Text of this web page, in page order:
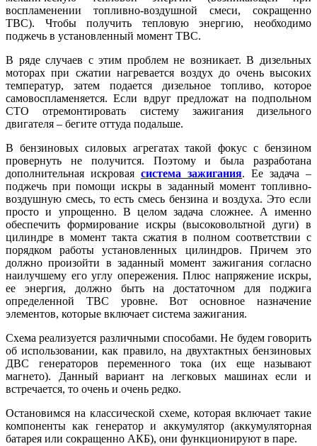
воспламенении топливно-воздушной смеси, сокращенно
ТВС). Чтобы получить тепловую энергию, необходимо
поджечь в установленный момент ТВС.
В ряде случаев с этим проблем не возникает. В дизельных
моторах при сжатии нагревается воздух до очень высоких
температур, затем подается дизельное топливо, которое
самовоспламеняется. Если вдруг предложат на подпольном
СТО отремонтировать систему зажигания дизельного
двигателя – бегите оттуда подальше.
В бензиновых силовых агрегатах такой фокус с бензином
провернуть не получится. Поэтому и была разработана
дополнительная искровая система зажигания. Ее задача –
поджечь при помощи искры в заданный момент топливно-
воздушную смесь, то есть смесь бензина и воздуха. Это если
просто и упрощенно. В целом задача сложнее. А именно
обеспечить формирование искры (высоковольтной дуги) в
цилиндре в момент такта сжатия в полном соответствии с
порядком работы установленных цилиндров. Причем это
должно произойти в заданный момент зажигания согласно
наилучшему его углу опережения. Плюс напряжение искры,
ее энергия, должно быть на достаточном для поджига
определенной ТВС уровне. Вот основное назначение
элементов, которые включает система зажигания.
Схема реализуется различными способами. Не будем говорить
об использовании, как правило, на двухтактных бензиновых
ДВС генераторов переменного тока (их еще называют
магнето). Данный вариант на легковых машинах если и
встречается, то очень и очень редко.
Остановимся на классической схеме, которая включает такие
компоненты как генератор и аккумулятор (аккумуляторная
батарея или сокращенно АКБ), они функционируют в паре.